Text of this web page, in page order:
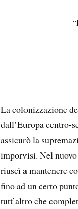
La colonizzazione
dall’Europa centro-
assicurò la
imporvisi. Nel
riuscì a mantenere
fino ad un certo
tutt’altro che